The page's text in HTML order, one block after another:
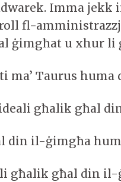
Imma jekk
fl-
ġimgħat u xhur li
ma’ Taurus huma
għalik għal
il-ġimgħa
għalik għal din il-